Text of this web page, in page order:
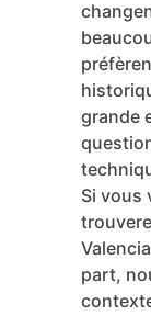
gagné
années
leurs
autres ?
grande